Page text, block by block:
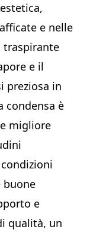
e nelle
traspirante
e il
preziosa in
condensa è
migliore
buone
e
qualità, un